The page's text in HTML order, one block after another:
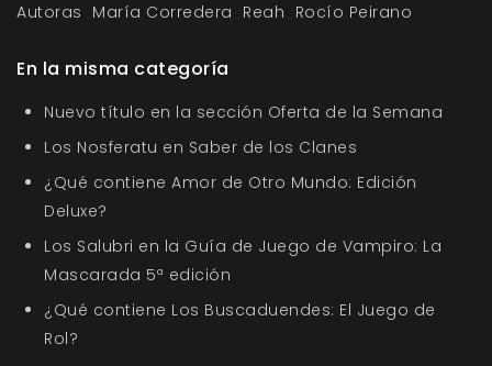
Autoras María Corredera Reah Rocío Peirano
En la misma categoría
Nuevo título en la sección Oferta de la Semana
Los Nosferatu en Saber de los Clanes
¿Qué contiene Amor de Otro Mundo: Edición
Deluxe?
Los Salubri en la Guía de Juego de Vampiro: La
Mascarada 5ª edición
¿Qué contiene Los Buscaduendes: El Juego de
Rol?